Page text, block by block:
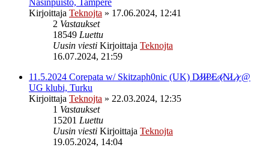
Kirjoittaja Teknojta » 17.06.2024, 12:41
2 Vastaukset
18549 Luettu
Uusin viesti Kirjoittaja Teknojta
16.07.2024, 21:59
11.5.2024 Corepata w/ Skitzaph0nic (UK) D̷J̷I̷P̷E̷ ̷(̷N̷L̷)̷ @
UG klubi, Turku
Kirjoittaja Teknojta » 22.03.2024, 12:35
1 Vastaukset
15201 Luettu
Uusin viesti Kirjoittaja Teknojta
19.05.2024, 14:04